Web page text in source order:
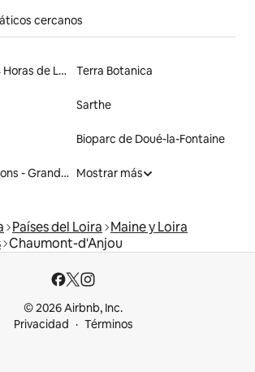
cercanos
Circuito de las 24 Horas de Le Mans Terra Botanica
Sarthe
Bioparc de Doué-la-Fontaine
Parc des Expositions - Grand Hall de Tours Mostrar más
Países del Loira Maine y Loira
Chaumont-d'Anjou
© 2026 Airbnb, Inc.
Privacidad
Términos